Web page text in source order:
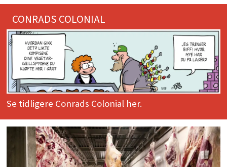
CONRADS COLONIAL
Se tidligere Conrads Colonial her.